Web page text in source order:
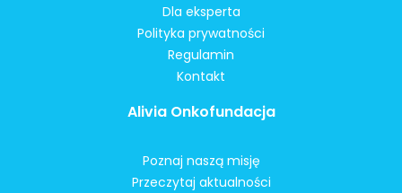
Dla eksperta
Polityka prywatności
Regulamin
Kontakt
Alivia Onkofundacja
Poznaj naszą misję
Przeczytaj aktualności